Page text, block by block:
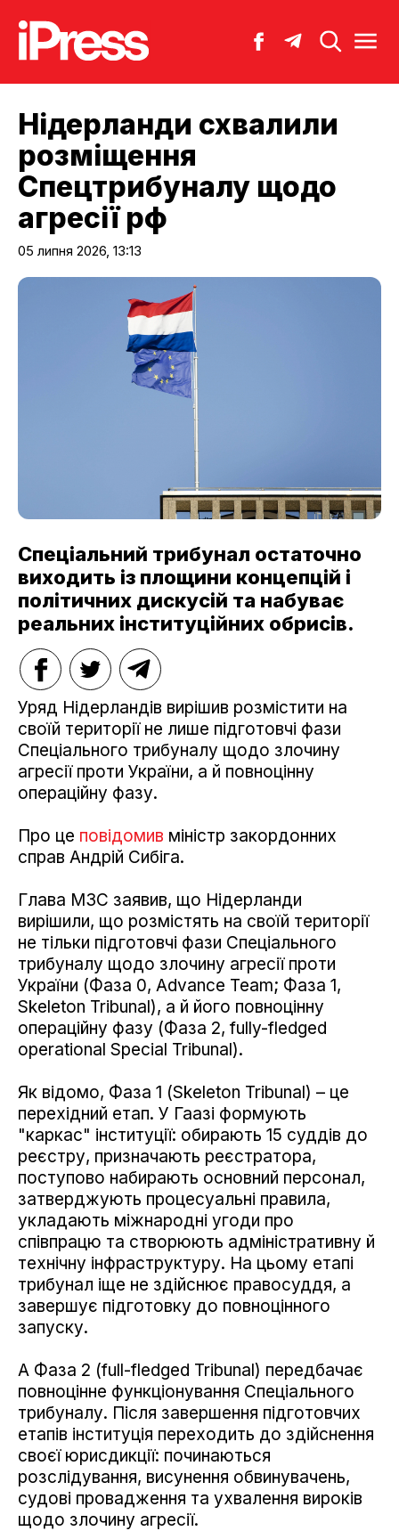
Нідерланди схвалили
розміщення
Спецтрибуналу щодо
агресії рф
05 липня 2026, 13:13
Спеціальний трибунал остаточно
виходить із площини концепцій і
політичних дискусій та набуває
реальних інституційних обрисів.
Уряд Нідерландів вирішив розмістити на
своїй території не лише підготовчі фази
Спеціального трибуналу щодо злочину
агресії проти України, а й повноцінну
операційну фазу.
Про це повідомив міністр закордонних
справ Андрій Сибіга.
Глава МЗС заявив, що Нідерланди
вирішили, що розмістять на своїй території
не тільки підготовчі фази Спеціального
трибуналу щодо злочину агресії проти
України (Фаза 0, Advance Team; Фаза 1,
Skeleton Tribunal), а й його повноцінну
операційну фазу (Фаза 2, fully-fledged
operational Special Tribunal).
Як відомо, Фаза 1 (Skeleton Tribunal) – це
перехідний етап. У Гаазі формують
"каркас" інституції: обирають 15 суддів до
реєстру, призначають реєстратора,
поступово набирають основний персонал,
затверджують процесуальні правила,
укладають міжнародні угоди про
співпрацю та створюють адміністративну й
технічну інфраструктуру. На цьому етапі
трибунал іще не здійснює правосуддя, а
завершує підготовку до повноцінного
запуску.
А Фаза 2 (full-fledged Tribunal) передбачає
повноцінне функціонування Спеціального
трибуналу. Після завершення підготовчих
етапів інституція переходить до здійснення
своєї юрисдикції: починаються
розслідування, висунення обвинувачень,
судові провадження та ухвалення вироків
щодо злочину агресії.